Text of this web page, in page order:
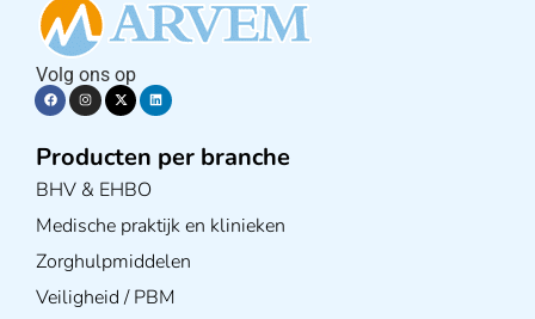
Volg ons op
Producten per branche
BHV & EHBO
Medische praktijk en klinieken
Zorghulpmiddelen
Veiligheid / PBM